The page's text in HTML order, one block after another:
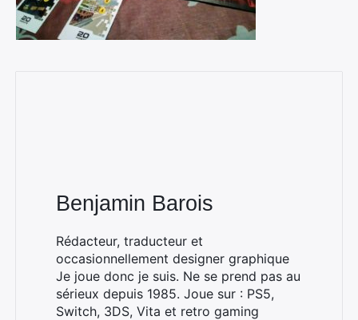
Benjamin Barois
Rédacteur, traducteur et
occasionnellement designer graphique
Je joue donc je suis. Ne se prend pas au
sérieux depuis 1985. Joue sur : PS5,
Switch, 3DS, Vita et retro gaming